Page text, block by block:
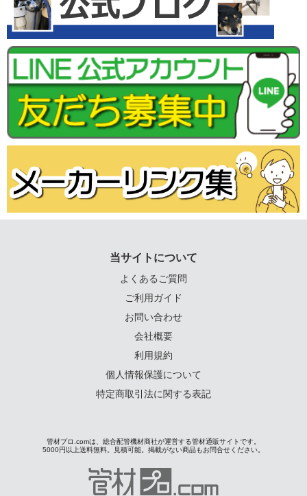
当サイトについて
よくあるご質問
ご利用ガイド
お問い合わせ
会社概要
利用規約
個人情報保護について
特定商取引法に関する表記
管材プロ.comは、総合配管機材商社が運営する管材通販サイトです。
5000円以上送料無料。見積可能。掲載がない商品もお問合せください。